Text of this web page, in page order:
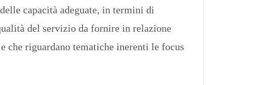
capacità adeguate, in termini di
del servizio da fornire in relazione
riguardano tematiche inerenti le focus